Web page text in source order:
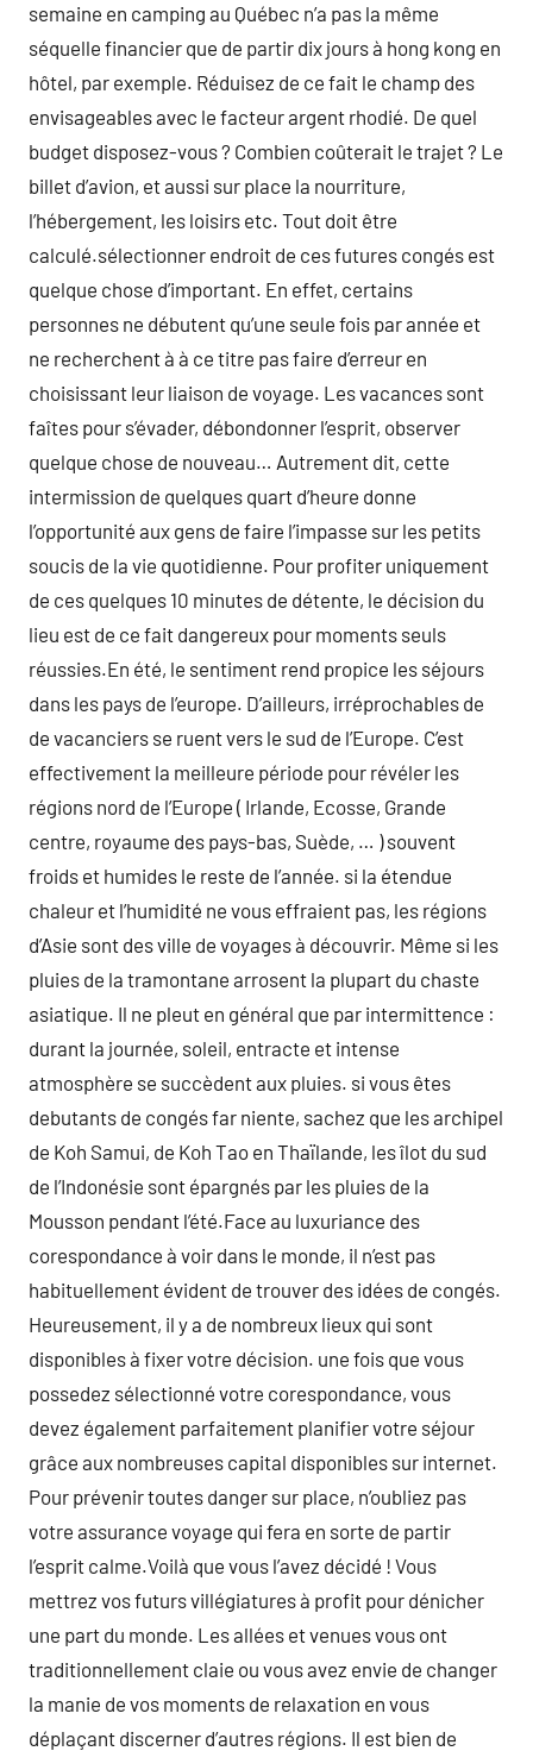
semaine en camping au Québec n’a pas la même
séquelle financier que de partir dix jours à hong kong en
hôtel, par exemple. Réduisez de ce fait le champ des
envisageables avec le facteur argent rhodié. De quel
budget disposez-vous ? Combien coûterait le trajet ? Le
billet d’avion, et aussi sur place la nourriture,
l’hébergement, les loisirs etc. Tout doit être
calculé.sélectionner endroit de ces futures congés est
quelque chose d’important. En effet, certains
personnes ne débutent qu’une seule fois par année et
ne recherchent à à ce titre pas faire d’erreur en
choisissant leur liaison de voyage. Les vacances sont
faîtes pour s’évader, débondonner l’esprit, observer
quelque chose de nouveau… Autrement dit, cette
intermission de quelques quart d’heure donne
l’opportunité aux gens de faire l’impasse sur les petits
soucis de la vie quotidienne. Pour profiter uniquement
de ces quelques 10 minutes de détente, le décision du
lieu est de ce fait dangereux pour moments seuls
réussies.En été, le sentiment rend propice les séjours
dans les pays de l’europe. D’ailleurs, irréprochables de
de vacanciers se ruent vers le sud de l’Europe. C’est
effectivement la meilleure période pour révéler les
régions nord de l’Europe ( Irlande, Ecosse, Grande
centre, royaume des pays-bas, Suède, … ) souvent
froids et humides le reste de l’année. si la étendue
chaleur et l’humidité ne vous effraient pas, les régions
d’Asie sont des ville de voyages à découvrir. Même si les
pluies de la tramontane arrosent la plupart du chaste
asiatique. Il ne pleut en général que par intermittence :
durant la journée, soleil, entracte et intense
atmosphère se succèdent aux pluies. si vous êtes
debutants de congés far niente, sachez que les archipel
de Koh Samui, de Koh Tao en Thaïlande, les îlot du sud
de l’Indonésie sont épargnés par les pluies de la
Mousson pendant l’été.Face au luxuriance des
corespondance à voir dans le monde, il n’est pas
habituellement évident de trouver des idées de congés.
Heureusement, il y a de nombreux lieux qui sont
disponibles à fixer votre décision. une fois que vous
possedez sélectionné votre corespondance, vous
devez également parfaitement planifier votre séjour
grâce aux nombreuses capital disponibles sur internet.
Pour prévenir toutes danger sur place, n’oubliez pas
votre assurance voyage qui fera en sorte de partir
l’esprit calme.Voilà que vous l’avez décidé ! Vous
mettrez vos futurs villégiatures à profit pour dénicher
une part du monde. Les allées et venues vous ont
traditionnellement claie ou vous avez envie de changer
la manie de vos moments de relaxation en vous
déplaçant discerner d’autres régions. Il est bien de